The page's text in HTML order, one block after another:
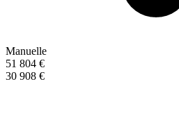
Manuelle
51 804 €
30 908 €